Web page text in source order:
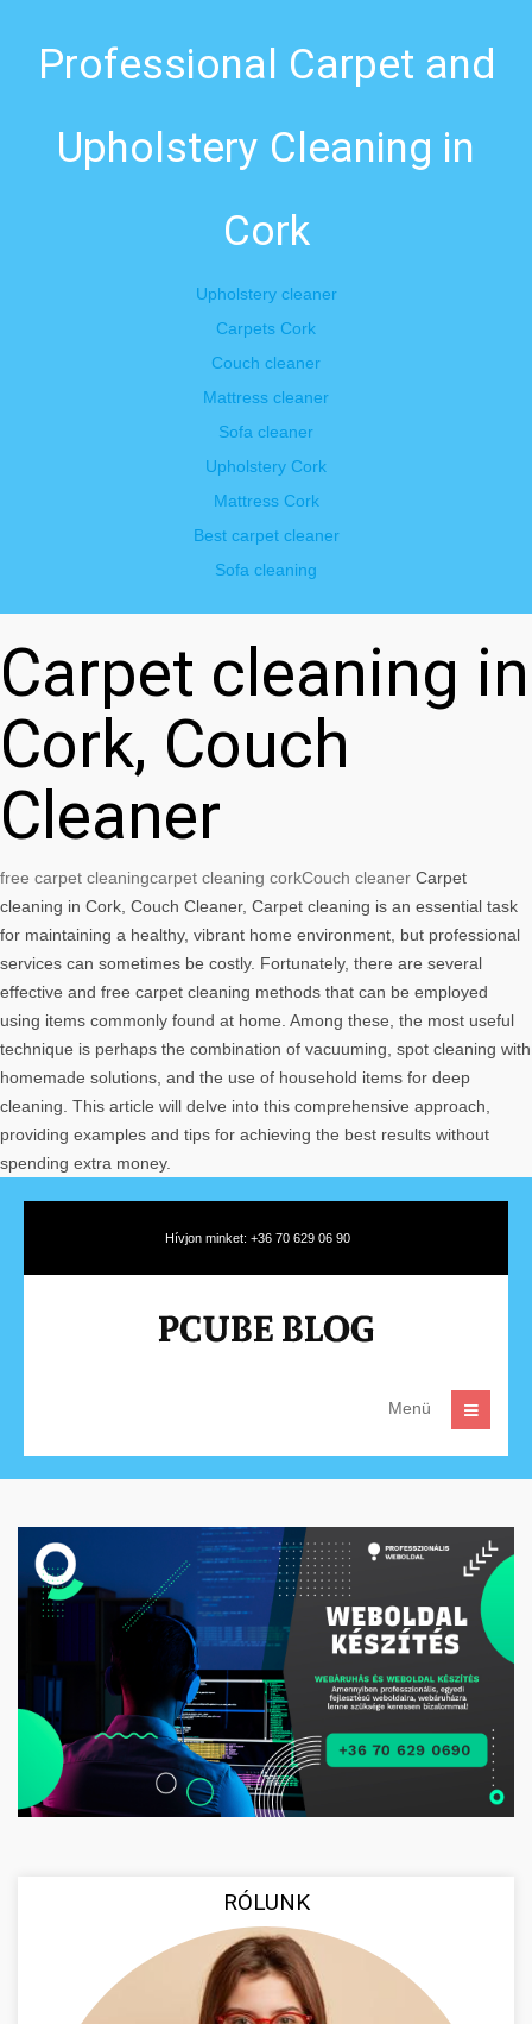
Professional Carpet and
Upholstery Cleaning in
Cork
Upholstery cleaner
Carpets Cork
Couch cleaner
Mattress cleaner
Sofa cleaner
Upholstery Cork
Mattress Cork
Best carpet cleaner
Sofa cleaning
Carpet cleaning in
Cork, Couch
Cleaner
free carpet cleaningcarpet cleaning corkCouch cleaner Carpet
cleaning in Cork, Couch Cleaner, Carpet cleaning is an essential task
for maintaining a healthy, vibrant home environment, but professional
services can sometimes be costly. Fortunately, there are several
effective and free carpet cleaning methods that can be employed
using items commonly found at home. Among these, the most useful
technique is perhaps the combination of vacuuming, spot cleaning with
homemade solutions, and the use of household items for deep
cleaning. This article will delve into this comprehensive approach,
providing examples and tips for achieving the best results without
spending extra money.
Hívjon minket: +36 70 629 06 90
Menü
RÓLUNK